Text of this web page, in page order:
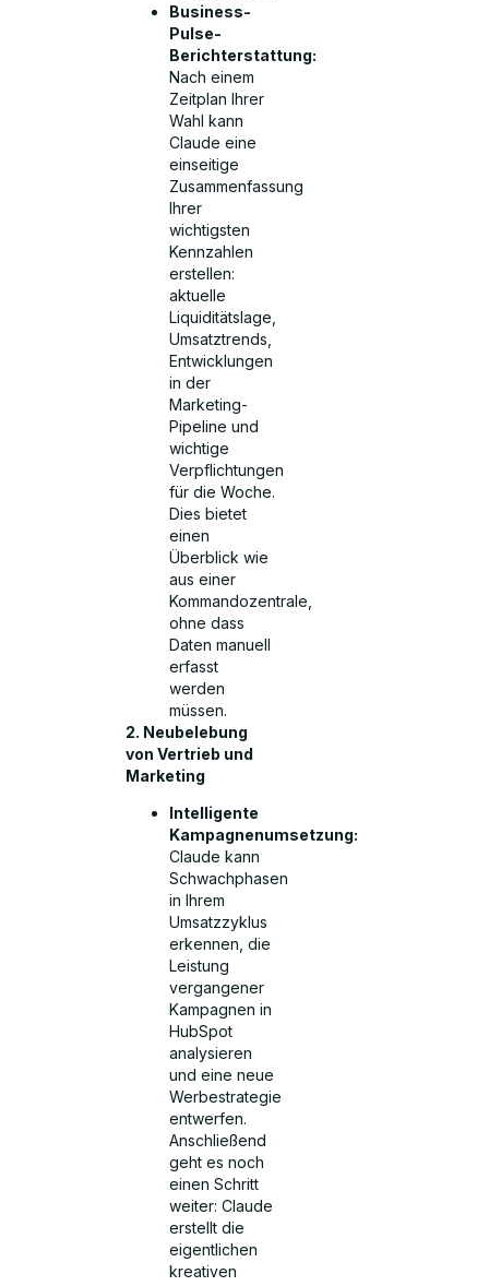
Business-
Pulse-
Berichterstattung:
Nach einem
Zeitplan Ihrer
Wahl kann
Claude eine
einseitige
Zusammenfassung
Ihrer
wichtigsten
Kennzahlen
erstellen:
aktuelle
Liquiditätslage,
Umsatztrends,
Entwicklungen
in der
Marketing-
Pipeline und
wichtige
Verpflichtungen
für die Woche.
Dies bietet
einen
Überblick wie
aus einer
Kommandozentrale,
ohne dass
Daten manuell
erfasst
werden
müssen.
2. Neubelebung
von Vertrieb und
Marketing
Intelligente
Kampagnenumsetzung:
Claude kann
Schwachphasen
in Ihrem
Umsatzzyklus
erkennen, die
Leistung
vergangener
Kampagnen in
HubSpot
analysieren
und eine neue
Werbestrategie
entwerfen.
Anschließend
geht es noch
einen Schritt
weiter: Claude
erstellt die
eigentlichen
kreativen